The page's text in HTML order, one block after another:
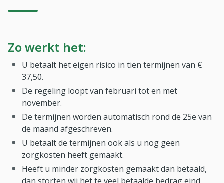
Zo werkt het:
U betaalt het eigen risico in tien termijnen van €
37,50.
De regeling loopt van februari tot en met
november.
De termijnen worden automatisch rond de 25e van
de maand afgeschreven.
U betaalt de termijnen ook als u nog geen
zorgkosten heeft gemaakt.
Heeft u minder zorgkosten gemaakt dan betaald,